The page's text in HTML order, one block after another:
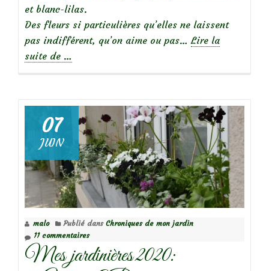
et blanc-lilas.
Des fleurs si particulières qu’elles ne laissent
pas indifférent, qu’on aime ou pas… Lire la
suite de
beautés…
…
07
JUIN
malo Publié dans Chroniques de mon jardin
11 commentaires
Mes jardinières 2020: